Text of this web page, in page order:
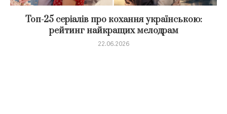
Топ-25 серіалів про кохання українською:
рейтинг найкращих мелодрам
22.06.2026